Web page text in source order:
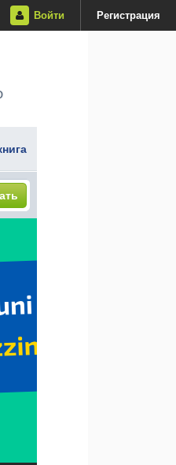
Войти Регистрация